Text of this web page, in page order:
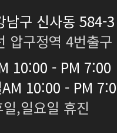
남구 신사동 584-
압구정역 4번출
10:00 - PM 7:00
AM 10:00 - PM
,일요일 휴진